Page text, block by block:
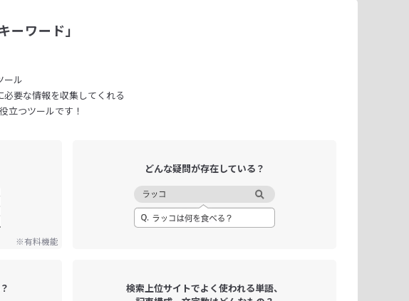
ーワード」
ール
必要な情報を収集してくれる
立つツールです！
※有料機能
どんな疑問が存在している？
検索上位サイトでよく使われる単語、